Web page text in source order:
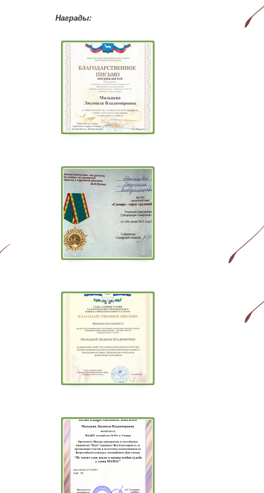
Награды: